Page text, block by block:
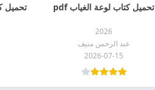
تحميل كتاب لوعة الغياب pdf
2026
عبد الرحمن منيف
2026-07-15
تحميل